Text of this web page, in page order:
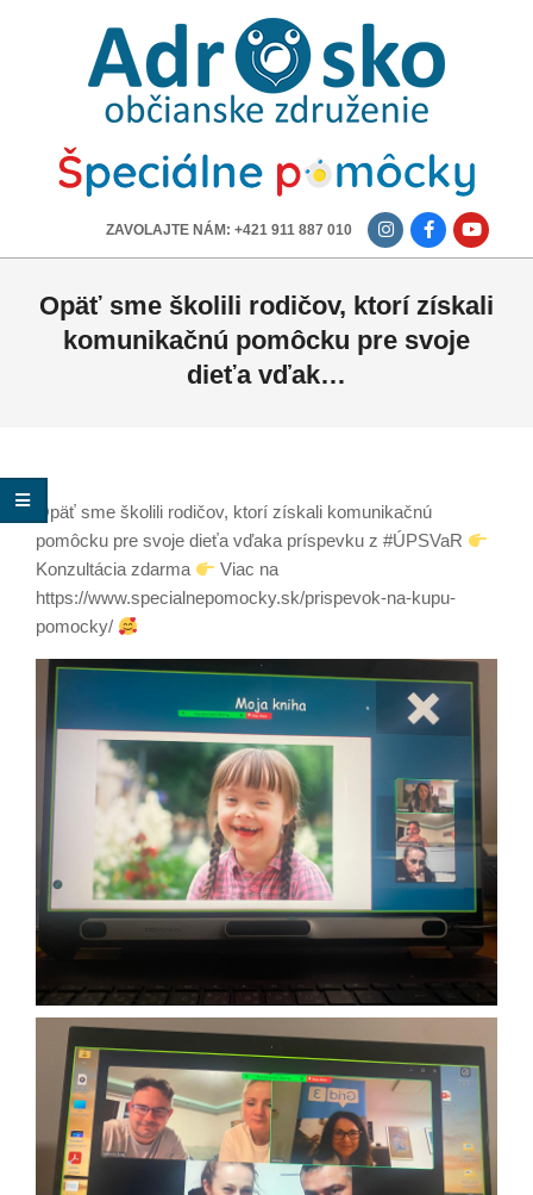
ADROSKO
OBČIANSKE
ZDRUŽENIE
ZAVOLAJTE NÁM: +421 911 887 010
Opäť sme školili rodičov, ktorí získali
komunikačnú pomôcku pre svoje
dieťa vďak…
Opäť sme školili rodičov, ktorí získali komunikačnú
pomôcku pre svoje dieťa vďaka príspevku z #ÚPSVaR
Konzultácia zdarma
Viac na
https://www.specialnepomocky.sk/prispevok-na-kupu-
pomocky/